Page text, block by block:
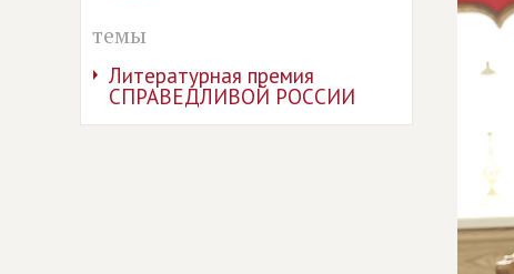
темы
Литературная премия
СПРАВЕДЛИВОЙ РОССИИ